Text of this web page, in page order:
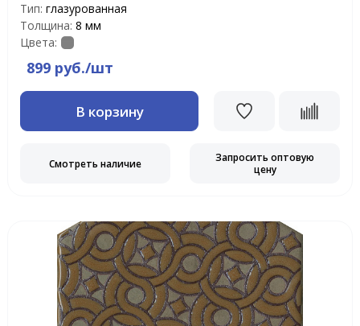
Тип: глазурованная
Толщина: 8 мм
Цвета:
899 руб./шт
В корзину
Смотреть наличие
Запросить оптовую
цену